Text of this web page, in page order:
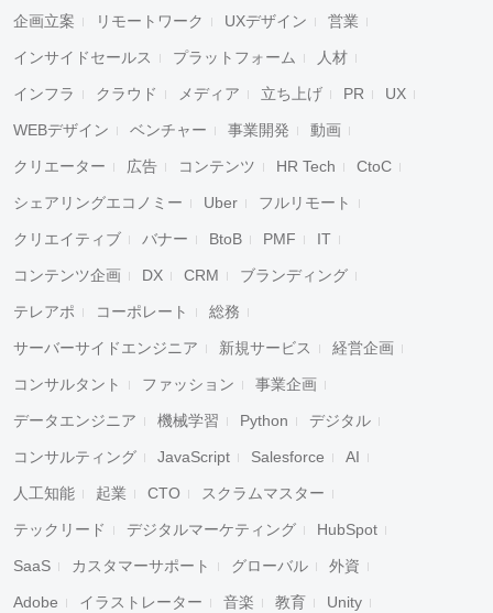
企画立案 リモートワーク UXデザイン 営業
インサイドセールス プラットフォーム 人材
インフラ クラウド メディア 立ち上げ PR UX
WEBデザイン ベンチャー 事業開発 動画
クリエーター 広告 コンテンツ HR Tech CtoC
シェアリングエコノミー Uber フルリモート
クリエイティブ バナー BtoB PMF IT
コンテンツ企画 DX CRM ブランディング
テレアポ コーポレート 総務
サーバーサイドエンジニア 新規サービス 経営企画
コンサルタント ファッション 事業企画
データエンジニア 機械学習 Python デジタル
コンサルティング JavaScript Salesforce AI
人工知能 起業 CTO スクラムマスター
テックリード デジタルマーケティング HubSpot
SaaS カスタマーサポート グローバル 外資
Adobe イラストレーター 音楽 教育 Unity